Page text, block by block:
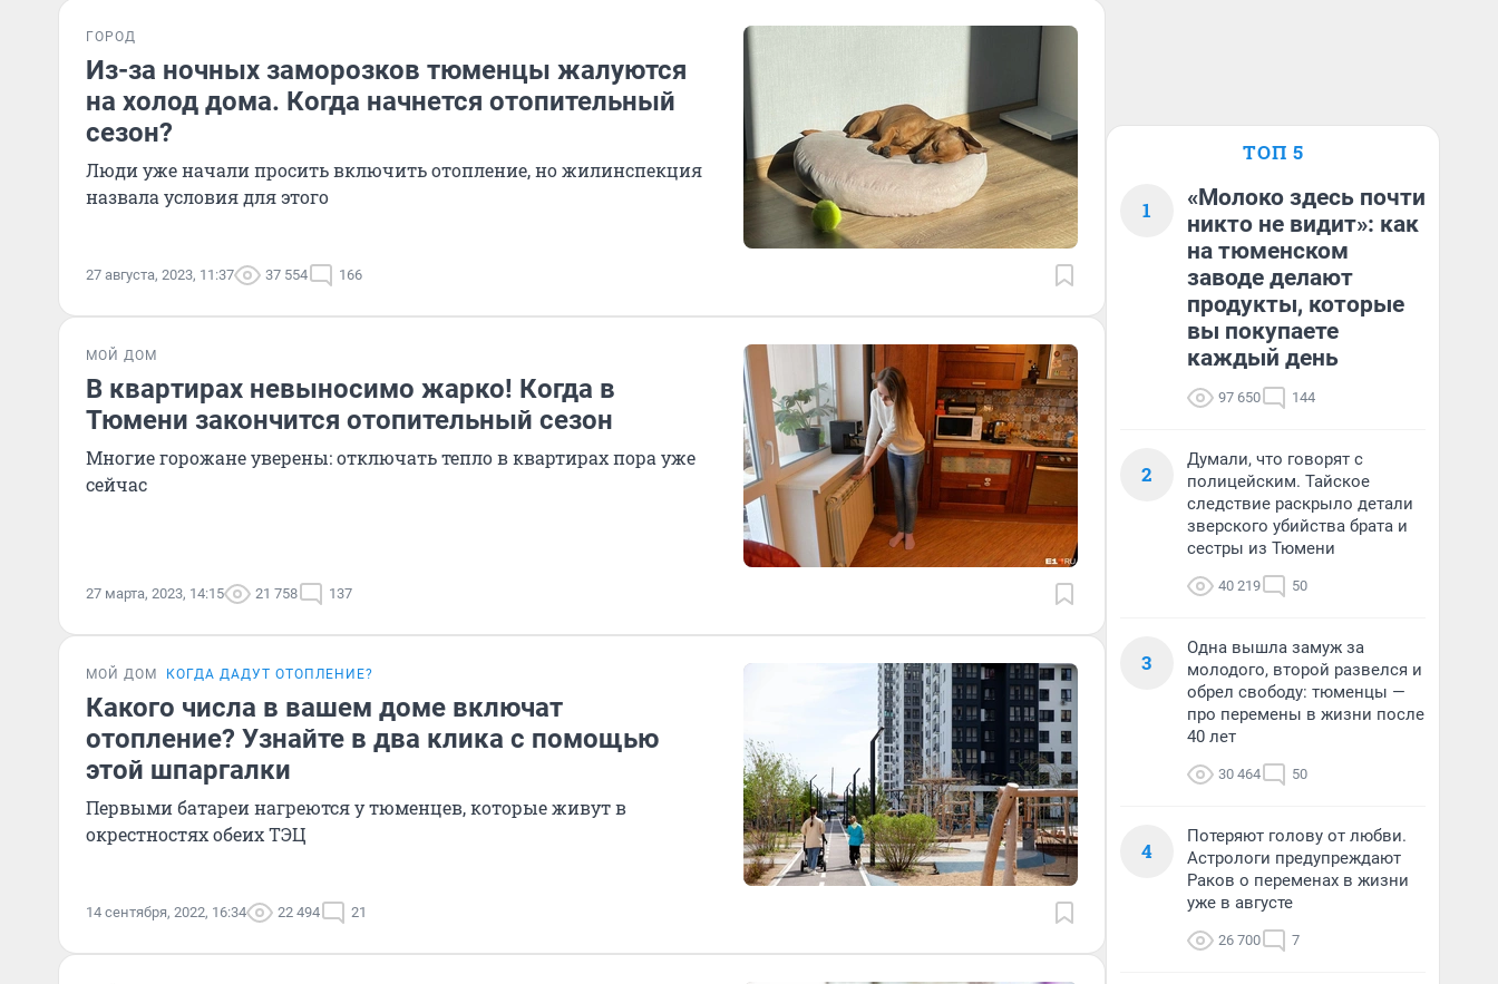
ГОРОД
Из-за ночных заморозков тюменцы жалуются
на холод дома. Когда начнется отопительный
сезон?
Люди уже начали просить включить отопление, но жилинспекция
назвала условия для этого
27 августа, 2023, 11:37 37 554 166
МОЙ ДОМ
В квартирах невыносимо жарко! Когда в
Тюмени закончится отопительный сезон
Многие горожане уверены: отключать тепло в квартирах пора уже
сейчас
27 марта, 2023, 14:15 21 758 137
МОЙ ДОМ КОГДА ДАДУТ ОТОПЛЕНИЕ?
Какого числа в вашем доме включат
отопление? Узнайте в два клика с помощью
этой шпаргалки
Первыми батареи нагреются у тюменцев, которые живут в
окрестностях обеих ТЭЦ
14 сентября, 2022, 16:34 22 494 21
ТОП 5
1
«Молоко здесь почти
никто не видит»: как
на тюменском
заводе делают
продукты, которые
вы покупаете
каждый день
97 650 144
2
Думали, что говорят с
полицейским. Тайское
следствие раскрыло детали
зверского убийства брата и
сестры из Тюмени
40 219 50
3
Одна вышла замуж за
молодого, второй развелся и
обрел свободу: тюменцы —
про перемены в жизни после
40 лет
30 464 50
4
Потеряют голову от любви.
Астрологи предупреждают
Раков о переменах в жизни
уже в августе
26 700 7